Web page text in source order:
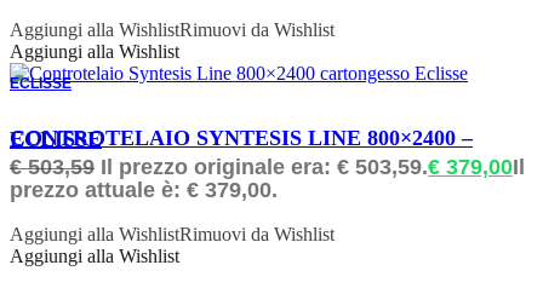
Aggiungi alla WishlistRimuovi da Wishlist
Aggiungi alla Wishlist
ECLISSE
ORDINABILE
CONTROTELAIO SYNTESIS LINE 800×2400 – ECLISSE
€503,59 Il prezzo originale era: € 503,59.€ 379,00Il
prezzo attuale è: € 379,00.
Aggiungi alla WishlistRimuovi da Wishlist
Aggiungi alla Wishlist